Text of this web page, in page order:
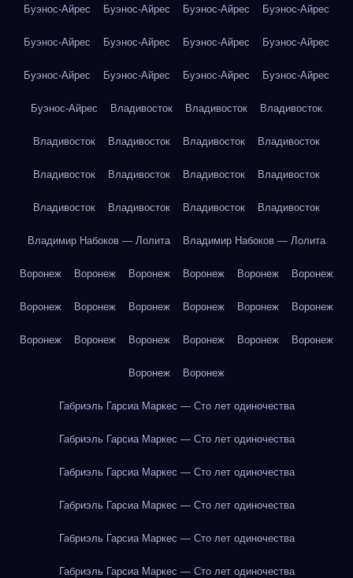
Буэнос-Айрес Буэнос-Айрес Буэнос-Айрес Буэнос-Айрес
Буэнос-Айрес Буэнос-Айрес Буэнос-Айрес Буэнос-Айрес
Буэнос-Айрес Буэнос-Айрес Буэнос-Айрес Буэнос-Айрес
Буэнос-Айрес Владивосток Владивосток Владивосток
Владивосток Владивосток Владивосток Владивосток
Владивосток Владивосток Владивосток Владивосток
Владивосток Владивосток Владивосток Владивосток
Владимир Набоков — Лолита Владимир Набоков — Лолита
Воронеж Воронеж Воронеж Воронеж Воронеж Воронеж
Воронеж Воронеж Воронеж Воронеж Воронеж Воронеж
Воронеж Воронеж Воронеж Воронеж Воронеж Воронеж
Воронеж Воронеж
Габриэль Гарсиа Маркес — Сто лет одиночества
Габриэль Гарсиа Маркес — Сто лет одиночества
Габриэль Гарсиа Маркес — Сто лет одиночества
Габриэль Гарсиа Маркес — Сто лет одиночества
Габриэль Гарсиа Маркес — Сто лет одиночества
Габриэль Гарсиа Маркес — Сто лет одиночества